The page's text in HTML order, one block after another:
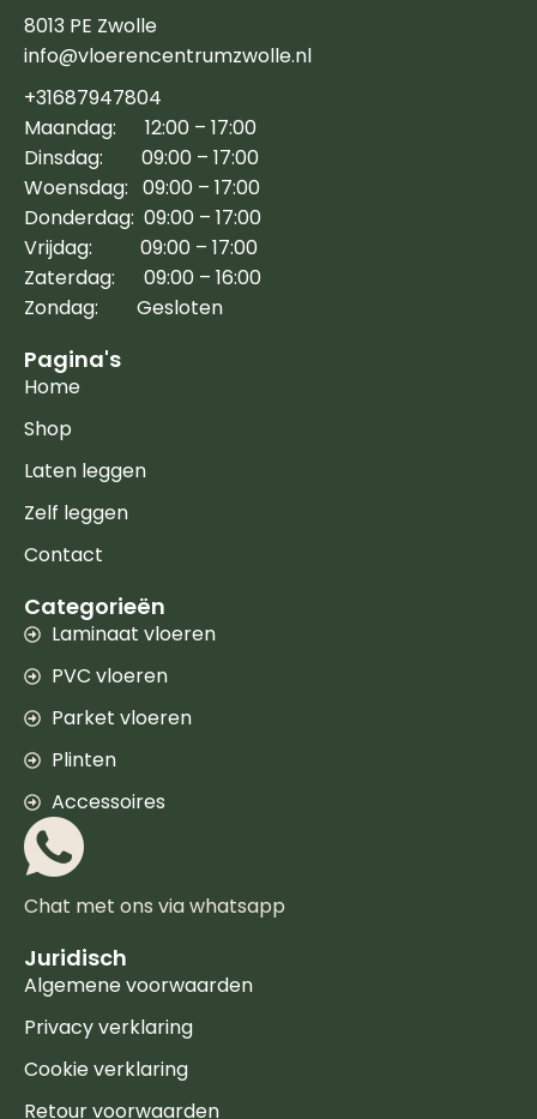
8013 PE Zwolle
info@vloerencentrumzwolle.nl
+31687947804
Maandag: 12:00 – 17:00
Dinsdag: 09:00 – 17:00
Woensdag: 09:00 – 17:00
Donderdag: 09:00 – 17:00
Vrijdag: 09:00 – 17:00
Zaterdag: 09:00 – 16:00
Zondag: Gesloten
Pagina's
Home
Shop
Laten leggen
Zelf leggen
Contact
Categorieën
Laminaat vloeren
PVC vloeren
Parket vloeren
Plinten
Accessoires
Chat met ons via whatsapp
Juridisch
Algemene voorwaarden
Privacy verklaring
Cookie verklaring
Retour voorwaarden